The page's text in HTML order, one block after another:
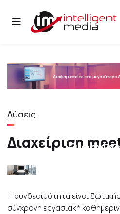
Λύσεις
Διαχείριση
Η συνδεσιμότητα είναι
σύγχρονη εργασιακή